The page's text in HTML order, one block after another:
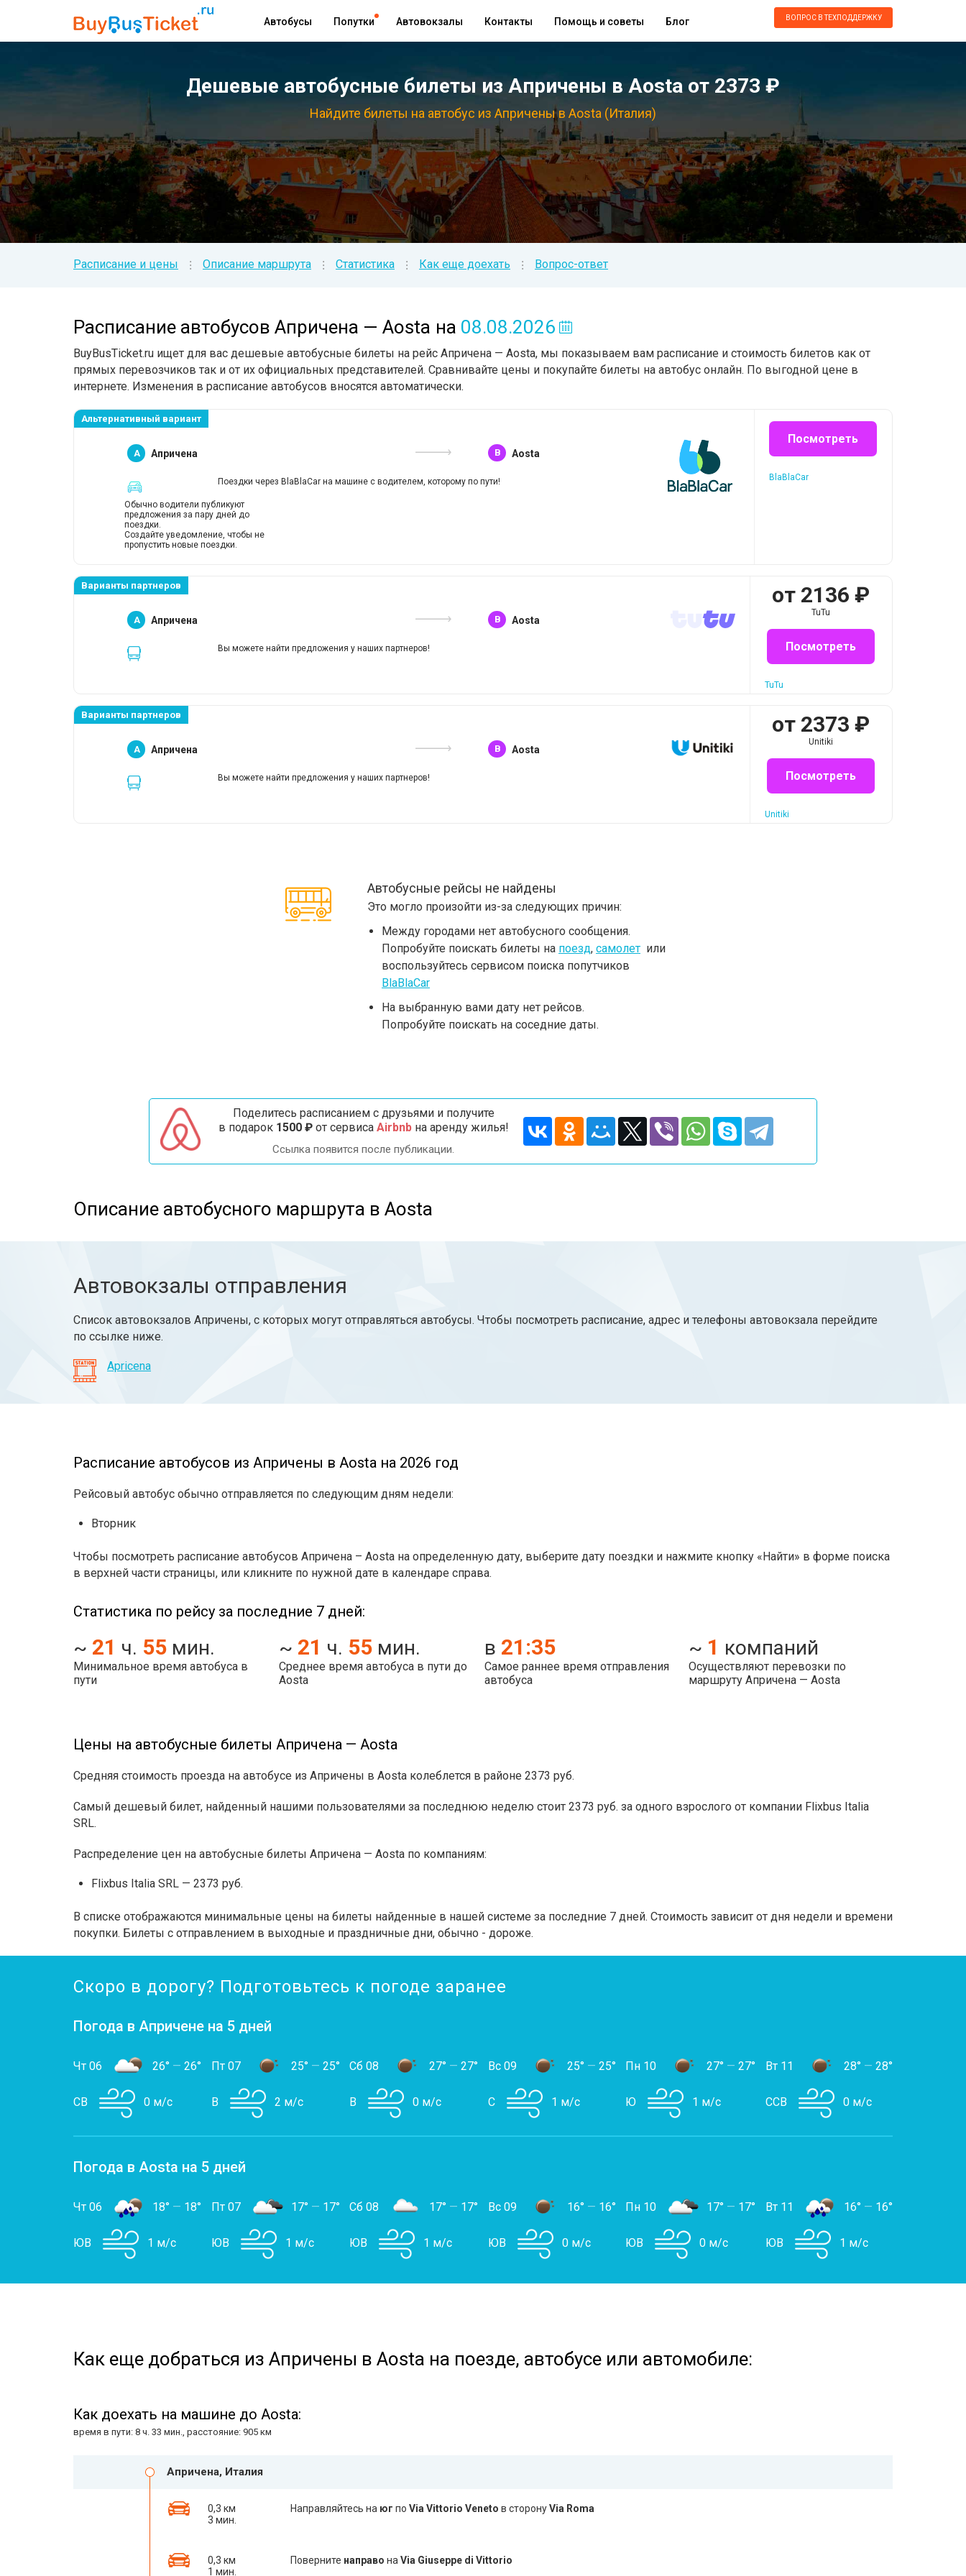
Автобусы Попутки Автовокзалы Контакты Помощь и советы Блог ВОПРОС В ТЕХПОДДЕРЖКУ
Дешевые автобусные билеты из Апричены в Aosta от 2373 ₽
Найдите билеты на автобус из Апричены в Aosta (Италия)
Расписание и цены ⁝ Описание маршрута ⁝ Статистика ⁝ Как еще доехать ⁝ Вопрос-ответ
Расписание автобусов Апричена — Aosta на 08.08.2026
BuyBusTicket.ru ищет для вас дешевые автобусные билеты на рейс Апричена — Aosta, мы показываем вам расписание и стоимость билетов как от
прямых перевозчиков так и от их официальных представителей. Сравнивайте цены и покупайте билеты на автобус онлайн. По выгодной цене в
интернете. Изменения в расписание автобусов вносятся автоматически.
Альтернативный вариант
A Апричена B Aosta
Поездки через BlaBlaCar на машине с водителем, которому по пути!
Обычно водители публикуют
предложения за пару дней до
поездки.
Создайте уведомление, чтобы не
пропустить новые поездки.
Посмотреть
BlaBlaCar
Варианты партнеров
A Апричена B Aosta
Вы можете найти предложения у наших партнеров!
от 2136 ₽
TuTu
Посмотреть
TuTu
Варианты партнеров
A Апричена B Aosta
Вы можете найти предложения у наших партнеров!
от 2373 ₽
Unitiki
Посмотреть
Unitiki
Автобусные рейсы не найдены
Это могло произойти из-за следующих причин:
Между городами нет автобусного сообщения.
Попробуйте поискать билеты на поезд, самолет или
воспользуйтесь сервисом поиска попутчиков
BlaBlaCar
На выбранную вами дату нет рейсов.
Попробуйте поискать на соседние даты.
Поделитесь расписанием с друзьями и получите
в подарок 1500 ₽от сервиса Airbnbна аренду жилья!
Ссылка появится после публикации.
Описание автобусного маршрута в Aosta
Автовокзалы отправления
Список автовокзалов Апричены, с которых могут отправляться автобусы. Чтобы посмотреть расписание, адрес и телефоны автовокзала перейдите
по ссылке ниже.
Apricena
Расписание автобусов из Апричены в Aosta на 2026 год
Рейсовый автобус обычно отправляется по следующим дням недели:
Вторник
Чтобы посмотреть расписание автобусов Апричена – Aosta на определенную дату, выберите дату поездки и нажмите кнопку «Найти» в форме поиска
в верхней части страницы, или кликните по нужной дате в календаре справа.
Статистика по рейсу за последние 7 дней:
~ 21 ч. 55 мин.
Минимальное время автобуса в
пути
~ 21 ч. 55 мин.
Среднее время автобуса в пути до
Aosta
в 21:35
Самое раннее время отправления
автобуса
~ 1 компаний
Осуществляют перевозки по
маршруту Апричена — Aosta
Цены на автобусные билеты Апричена — Aosta
Средняя стоимость проезда на автобусе из Апричены в Aosta колеблется в районе 2373 руб.
Самый дешевый билет, найденный нашими пользователями за последнюю неделю стоит 2373 руб. за одного взрослого от компании Flixbus Italia
SRL.
Распределение цен на автобусные билеты Апричена — Aosta по компаниям:
Flixbus Italia SRL — 2373 руб.
В списке отображаются минимальные цены на билеты найденные в нашей системе за последние 7 дней. Стоимость зависит от дня недели и времени
покупки. Билеты с отправлением в выходные и праздничные дни, обычно - дороже.
Скоро в дорогу? Подготовьтесь к погоде заранее
Погода в Апричене на 5 дней
Чт 06 26° — 26°
СВ 0 м/с
Пт 07 25° — 25°
В 2 м/с
Сб 08 27° — 27°
В 0 м/с
Вс 09 25° — 25°
С 1 м/с
Пн 10 27° — 27°
Ю 1 м/с
Вт 11 28° — 28°
ССВ 0 м/с
Погода в Aosta на 5 дней
Чт 06 18° — 18°
ЮВ 1 м/с
Пт 07 17° — 17°
ЮВ 1 м/с
Сб 08 17° — 17°
ЮВ 1 м/с
Вс 09 16° — 16°
ЮВ 0 м/с
Пн 10 17° — 17°
ЮВ 0 м/с
Вт 11 16° — 16°
ЮВ 1 м/с
Как еще добраться из Апричены в Aosta на поезде, автобусе или автомобиле:
Как доехать на машине до Aosta:
время в пути: 8 ч. 33 мин., расстояние: 905 км
Апричена, Италия
0,3 км
3 мин.
Направляйтесь на юг по Via Vittorio Veneto в сторонуVia Roma
0,3 км
1 мин.
Поверните направо на Via Giuseppe di Vittorio